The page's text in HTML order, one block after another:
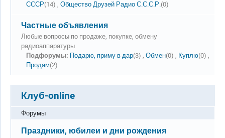
СССР(14) , Общество Друзей Радио С.С.С.Р.(0)
Нет новых сообщений
Частные объявления
Любые вопросы по продаже, покупке, обмену
радиоаппаратуры
Подфорумы: Подарю, приму в дар(3) , Обмен(0) , Куплю(0) ,
Продам(2)
Клуб-online
Форумы
Нет новых сообщений
Праздники, юбилеи и дни рождения